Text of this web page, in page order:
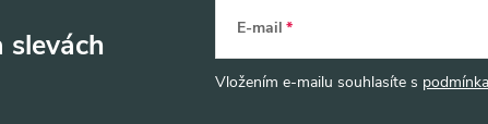
slevách E-mail
Vložením e-mailu souhlasíte s